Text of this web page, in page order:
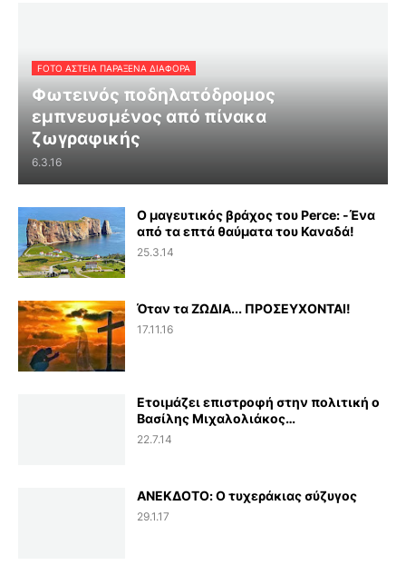
FOTO ΑΣΤΕΙΑ ΠΑΡΑΞΕΝΑ ΔΙΑΦΟΡΑ
Φωτεινός ποδηλατόδρομος
εμπνευσμένος από πίνακα
ζωγραφικής
6.3.16
Ο μαγευτικός βράχος του Perce: -Ένα
από τα επτά θαύματα του Καναδά!
25.3.14
Όταν τα ΖΩΔΙΑ... ΠΡΟΣΕΥΧΟΝΤΑΙ!
17.11.16
Ετοιμάζει επιστροφή στην πολιτική ο
Βασίλης Μιχαλολιάκος…
22.7.14
ΑΝΕΚΔΟΤΟ: Ο τυχεράκιας σύζυγος
29.1.17